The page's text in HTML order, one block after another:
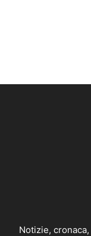
Notizie,